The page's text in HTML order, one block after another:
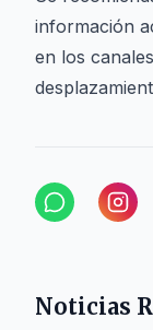
información
en los
Noticias